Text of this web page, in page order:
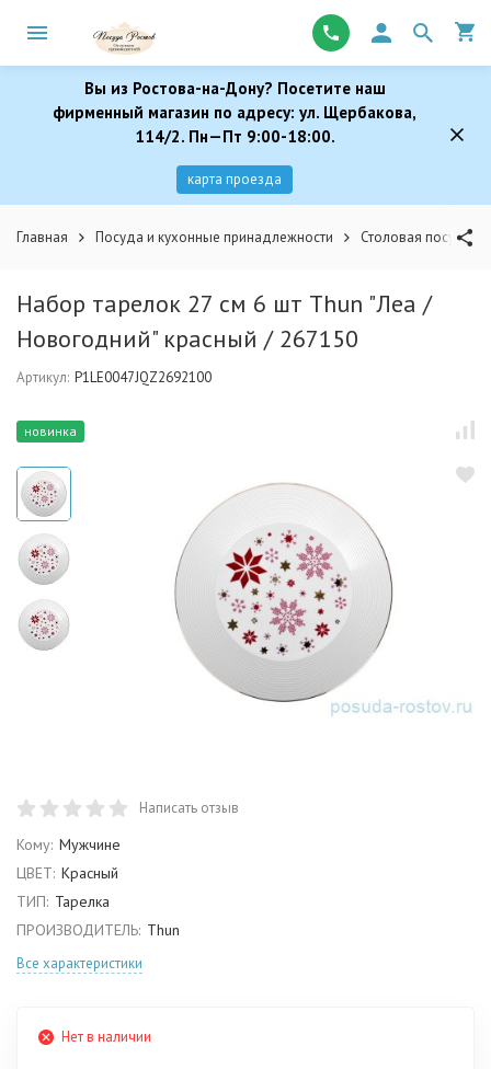
Вы из Ростова-на-Дону? Посетите наш
фирменный магазин по адресу: ул. Щербакова,
114/2. Пн—Пт 9:00-18:00.
карта проезда
Главная Посуда и кухонные принадлежности Столовая посуда
Набор тарелок 27 см 6 шт Thun "Леа /
Новогодний" красный / 267150
Артикул: P1LE0047JQZ2692100
новинка
Написать отзыв
Кому: Мужчине
ЦВЕТ: Красный
ТИП: Тарелка
ПРОИЗВОДИТЕЛЬ: Thun
Все характеристики
Нет в наличии